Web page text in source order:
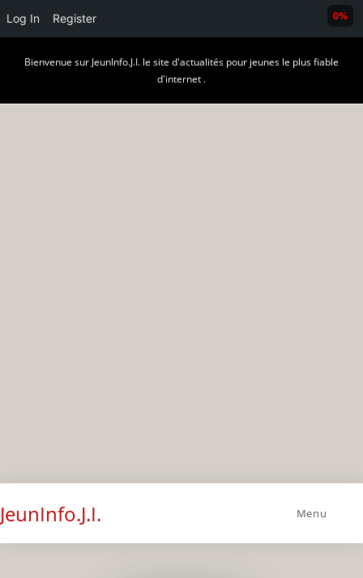
Log In Register
Bienvenue sur JeunInfo.J.I. le site d'actualités pour jeunes le plus fiable
d'internet .
JeunInfo.J.I. Menu
0%